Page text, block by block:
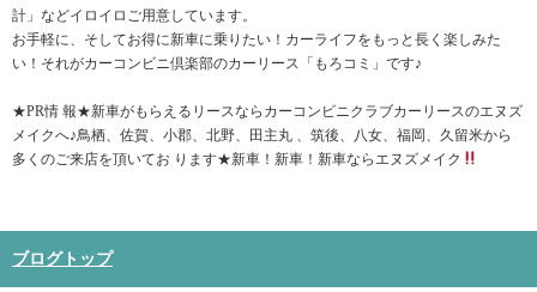
計」などイロイロご用意しています。
お手軽に、そしてお得に新車に乗りたい！カーライフをもっと長く楽しみた
い！それがカーコンビニ倶楽部のカーリース「もろコミ」です♪
★PR情 報★新車がもらえるリースならカーコンビニクラブカーリースのエヌズ
メイクへ♪鳥栖、佐賀、小郡、北野、田主丸 、筑後、八女、福岡、久留米から
多くのご来店を頂いてお ります★新車！新車！新車ならエヌズメイク
ブログトップ